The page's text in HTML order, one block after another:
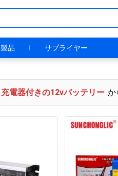
製品 サプライヤー
充電器付きの12vバッテリー か